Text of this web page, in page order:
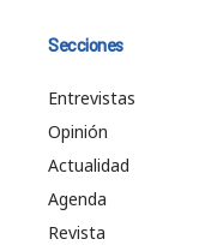
Secciones
Entrevistas
Opinión
Actualidad
Agenda
Revista